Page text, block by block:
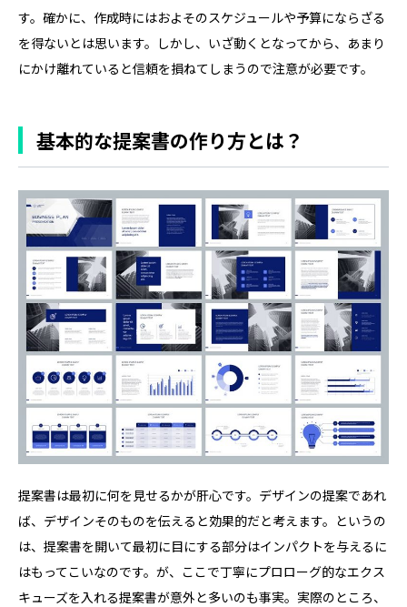
す。確かに、作成時にはおよそのスケジュールや予算にならざる
を得ないとは思います。しかし、いざ動くとなってから、あまり
にかけ離れていると信頼を損ねてしまうので注意が必要です。
基本的な提案書の作り方とは？
提案書は最初に何を見せるかが肝心です。デザインの提案であれ
ば、デザインそのものを伝えると効果的だと考えます。というの
は、提案書を開いて最初に目にする部分はインパクトを与えるに
はもってこいなのです。が、ここで丁寧にプロローグ的なエクス
キューズを入れる提案書が意外と多いのも事実。実際のところ、